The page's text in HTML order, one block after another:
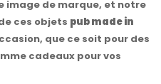
image de marque, et notre
ces objets pub made in
que ce soit pour des
cadeaux pour vos